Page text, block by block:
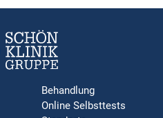
Behandlung
Online Selbsttests